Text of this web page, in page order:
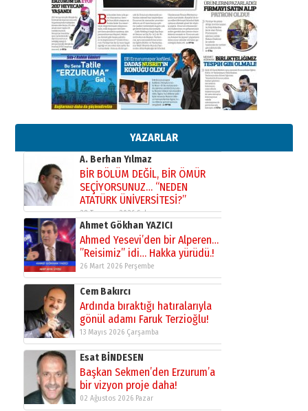
YAZARLAR
Kenan GÜLERCİ
Murat Şahsuvaroğlu ERKON’da
çıtayı yukarı taşırken,
yönetimdekiler aşağı
çekmemeli!
17 Şubat 2026 SalıOrhan BOZKURT
Bir fotoğraf, bir şehir, bir
A. Berhan Yılmaz
BİR BÖLÜM DEĞİL, BİR ÖMÜR
SEÇİYORSUNUZ… “NEDEN
ATATÜRK ÜNİVERSİTESİ?”
28 Temmuz 2026 Salı
Ahmet Gökhan YAZICI
Ahmed Yesevi’den bir Alperen…
”Reisimiz” idi… Hakka yürüdü.!
26 Mart 2026 Perşembe
Cem Bakırcı
Ardında bıraktığı hatıralarıyla
gönül adamı Faruk Terzioğlu!
13 Mayıs 2026 Çarşamba
Esat BİNDESEN
Başkan Sekmen’den Erzurum’a
bir vizyon proje daha!
02 Ağustos 2026 Pazar